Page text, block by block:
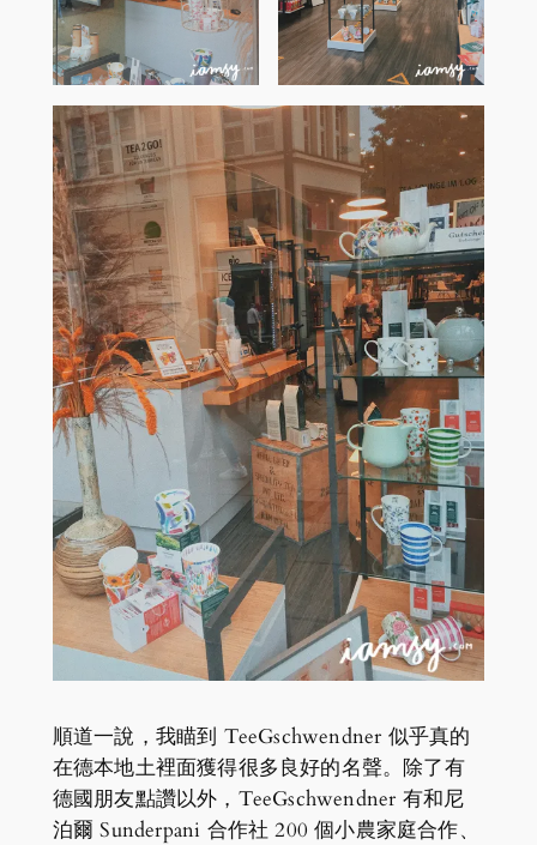
順道一說，我瞄到 TeeGschwendner 似乎真的
在德本地土裡面獲得很多良好的名聲。除了有
德國朋友點讚以外，TeeGschwendner 有和尼
泊爾 Sunderpani 合作社 200 個小農家庭合作、